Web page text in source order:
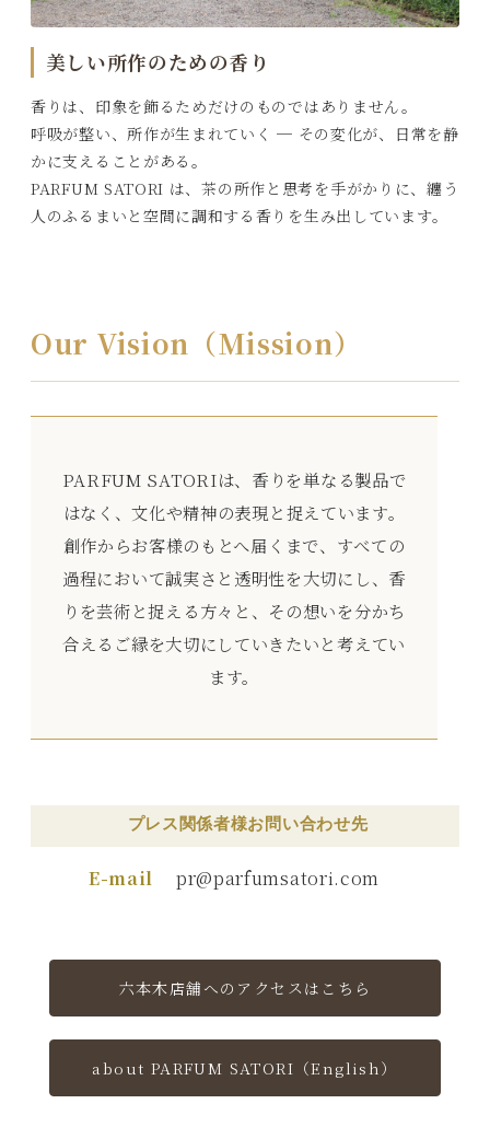
美しい所作のための香り
香りは、印象を飾るためだけのものではありません。
呼吸が整い、所作が生まれていく ─ その変化が、日常を静
かに支えることがある。
PARFUM SATORI は、茶の所作と思考を手がかりに、纏う
人のふるまいと空間に調和する香りを生み出しています。
Our Vision（Mission）
PARFUM SATORIは、香りを単なる製品で
はなく、文化や精神の表現と捉えています。
創作からお客様のもとへ届くまで、すべての
過程において誠実さと透明性を大切にし、香
りを芸術と捉える方々と、 その想いを分かち
合えるご縁を大切にしていきたいと考えてい
ます。
プレス関係者様お問い合わせ先
E-mail pr@parfumsatori.com
六本木店舗へのアクセスはこちら
about PARFUM SATORI（English）